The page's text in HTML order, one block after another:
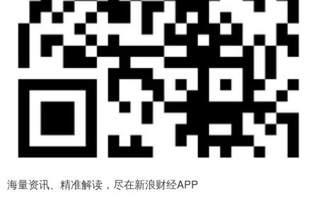
海量资讯、精准解读，尽在新浪财经APP